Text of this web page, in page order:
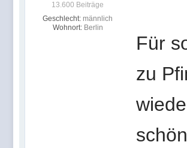
13.600 Beiträge
Geschlecht: männlich
Wohnort: Berlin
Für
zu